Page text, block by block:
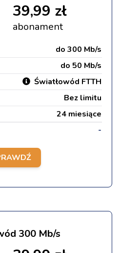
39,99 zł
abonament
do 300 Mb/s
do 50 Mb/s
Światłowód FTTH
Bez limitu
24 miesiące
-
300 Mb/s